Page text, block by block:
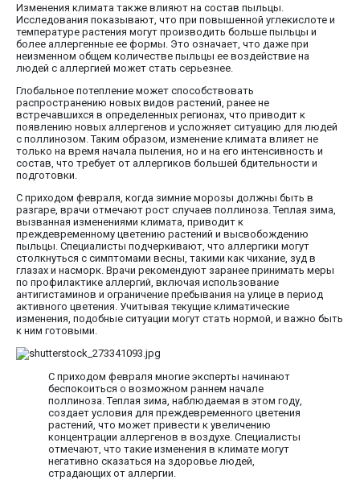
Изменения климата также влияют на состав пыльцы.
Исследования показывают, что при повышенной углекислоте и
температуре растения могут производить больше пыльцы и
более аллергенные ее формы. Это означает, что даже при
неизменном общем количестве пыльцы ее воздействие на
людей с аллергией может стать серьезнее.
Глобальное потепление может способствовать
распространению новых видов растений, ранее не
встречавшихся в определенных регионах, что приводит к
появлению новых аллергенов и усложняет ситуацию для людей
с поллинозом. Таким образом, изменение климата влияет не
только на время начала пыления, но и на его интенсивность и
состав, что требует от аллергиков большей бдительности и
подготовки.
С приходом февраля, когда зимние морозы должны быть в
разгаре, врачи отмечают рост случаев поллиноза. Теплая зима,
вызванная изменениями климата, приводит к
преждевременному цветению растений и высвобождению
пыльцы. Специалисты подчеркивают, что аллергики могут
столкнуться с симптомами весны, такими как чихание, зуд в
глазах и насморк. Врачи рекомендуют заранее принимать меры
по профилактике аллергий, включая использование
антигистаминов и ограничение пребывания на улице в период
активного цветения. Учитывая текущие климатические
изменения, подобные ситуации могут стать нормой, и важно быть
к ним готовыми.
С приходом февраля многие эксперты начинают
беспокоиться о возможном раннем начале
поллиноза. Теплая зима, наблюдаемая в этом году,
создает условия для преждевременного цветения
растений, что может привести к увеличению
концентрации аллергенов в воздухе. Специалисты
отмечают, что такие изменения в климате могут
негативно сказаться на здоровье людей,
страдающих от аллергии.